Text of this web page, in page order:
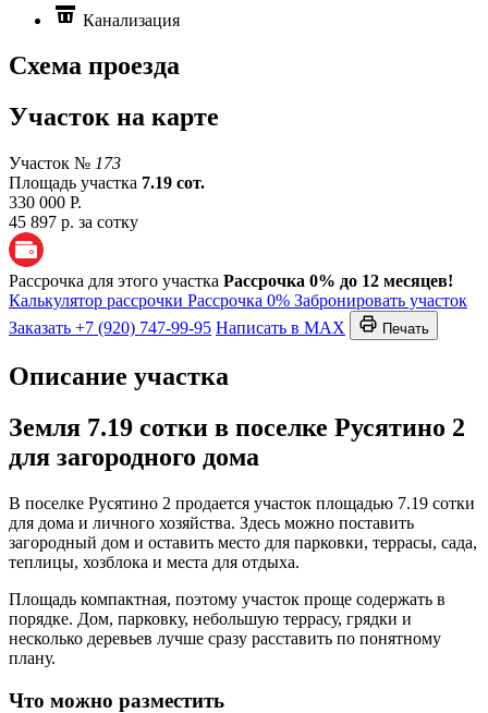
Канализация
Схема проезда
Участок на карте
Участок № 173
Площадь участка 7.19 сот.
330 000 Р.
45 897 р. за сотку
Рассрочка для этого участка Рассрочка 0% до 12 месяцев!
Калькулятор рассрочки Рассрочка 0% Забронировать участок
Заказать +7 (920) 747-99-95 Написать в MAX Печать
Описание участка
Земля 7.19 сотки в поселке Русятино 2
для загородного дома
В поселке Русятино 2 продается участок площадью 7.19 сотки
для дома и личного хозяйства. Здесь можно поставить
загородный дом и оставить место для парковки, террасы, сада,
теплицы, хозблока и места для отдыха.
Площадь компактная, поэтому участок проще содержать в
порядке. Дом, парковку, небольшую террасу, грядки и
несколько деревьев лучше сразу расставить по понятному
плану.
Что можно разместить